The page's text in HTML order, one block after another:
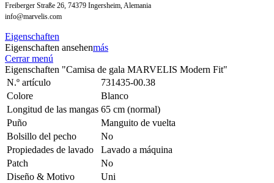
Freiberger Straße 26, 74379 Ingersheim, Alemania
info@marvelis.com
Eigenschaften
Eigenschaften ansehenmás
Cerrar menú
Eigenschaften "Camisa de gala MARVELIS Modern Fit"
N.º artículo
731435-00.38
Colore
Blanco
Longitud de las mangas 65 cm (normal)
Puño
Manguito de vuelta
Bolsillo del pecho
No
Propiedades de lavado
Lavado a máquina
Patch
No
Diseño & Motivo
Uni